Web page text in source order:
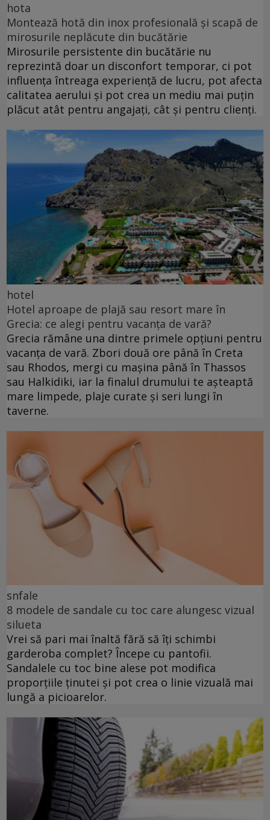
hota
Montează hotă din inox profesională și scapă de
mirosurile neplăcute din bucătărie
Mirosurile persistente din bucătărie nu
reprezintă doar un disconfort temporar, ci pot
influența întreaga experiență de lucru, pot afecta
calitatea aerului și pot crea un mediu mai puțin
plăcut atât pentru angajați, cât și pentru clienți.
hotel
Hotel aproape de plajă sau resort mare în
Grecia: ce alegi pentru vacanța de vară?
Grecia rămâne una dintre primele opțiuni pentru
vacanța de vară. Zbori două ore până în Creta
sau Rhodos, mergi cu mașina până în Thassos
sau Halkidiki, iar la finalul drumului te așteaptă
mare limpede, plaje curate și seri lungi în
taverne.
snfale
8 modele de sandale cu toc care alungesc vizual
silueta
Vrei să pari mai înaltă fără să îți schimbi
garderoba complet? Începe cu pantofii.
Sandalele cu toc bine alese pot modifica
proporțiile ținutei și pot crea o linie vizuală mai
lungă a picioarelor.